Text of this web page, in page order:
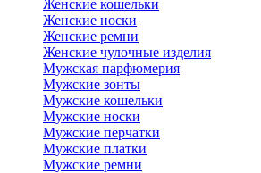
Женские кошельки
Женские носки
Женские ремни
Женские чулочные изделия
Мужская парфюмерия
Мужские зонты
Мужские кошельки
Мужские носки
Мужские перчатки
Мужские платки
Мужские ремни